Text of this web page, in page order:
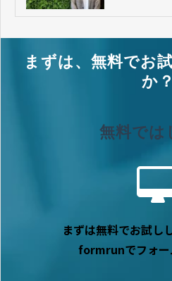
まずは、無料でお
か？
無料では
まずは無料でお試し
formrunでフォー